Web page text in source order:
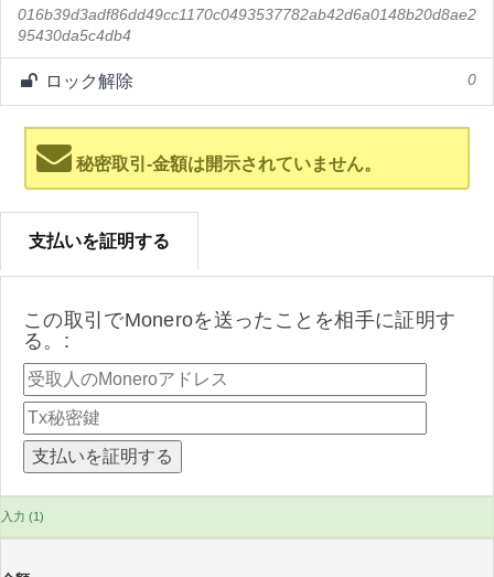
016b39d3adf86dd49cc1170c0493537782ab42d6a0148b20d8ae2
95430da5c4db4
ロック解除 0
秘密取引-金額は開示されていません。
支払いを証明する
この取引でMoneroを送ったことを相手に証明す
る。:
入力 (1)